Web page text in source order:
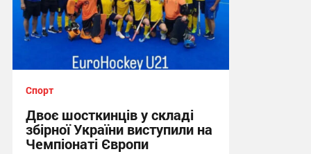
Спорт
Двоє шосткинців у складі
збірної України виступили на
Чемпіонаті Європи